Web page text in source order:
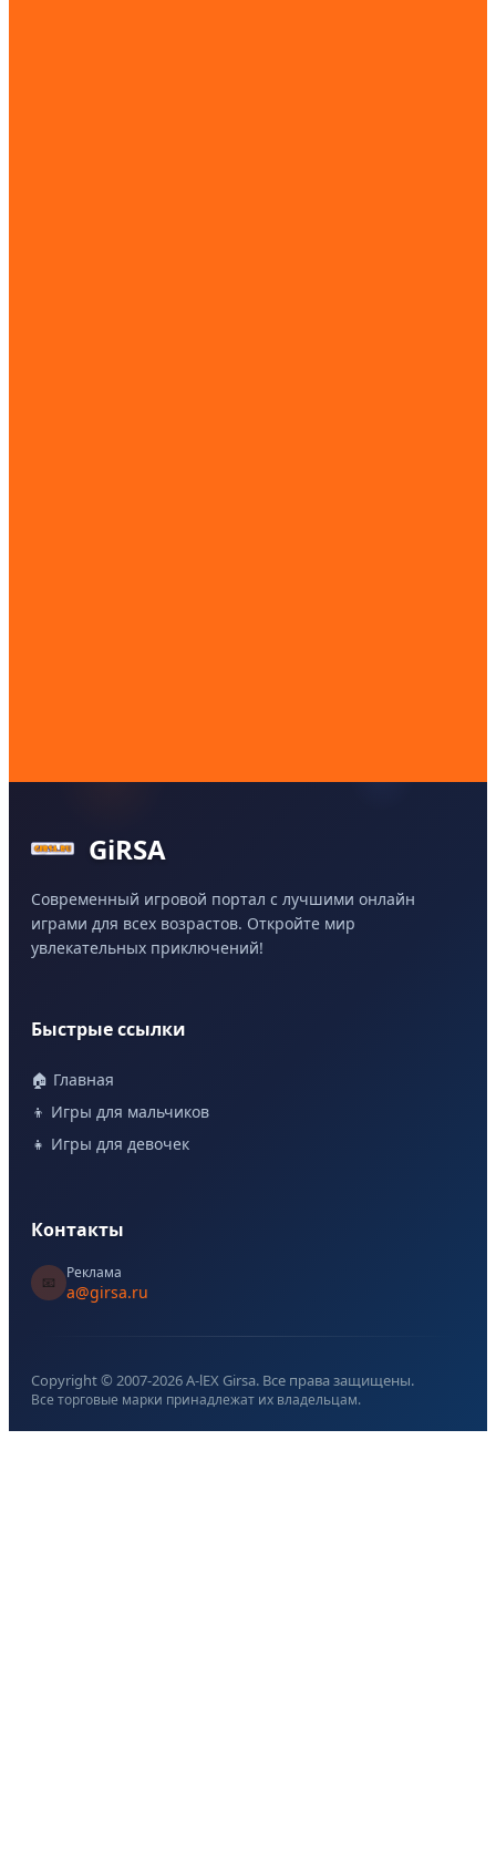
GiRSA
Современный игровой портал с лучшими онлайн
играми для всех возрастов. Откройте мир
увлекательных приключений!
Быстрые ссылки
🏠 Главная
👦 Игры для мальчиков
👧 Игры для девочек
Контакты
📧
Реклама
a@girsa.ru
Copyright © 2007-2026A-lEX Girsa. Все права защищены.
Все торговые марки принадлежат их владельцам.